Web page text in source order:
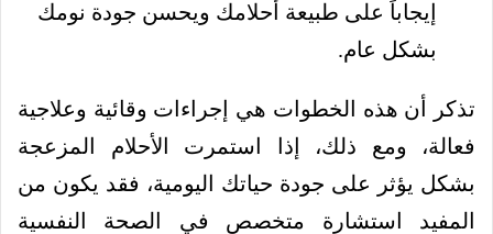
إيجاباً على طبيعة أحلامك ويحسن جودة نومك
بشكل عام.
تذكر أن هذه الخطوات هي إجراءات وقائية وعلاجية
فعالة، ومع ذلك، إذا استمرت الأحلام المزعجة
بشكل يؤثر على جودة حياتك اليومية، فقد يكون من
المفيد استشارة متخصص في الصحة النفسية